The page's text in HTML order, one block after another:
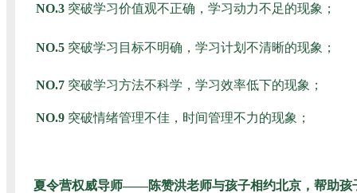
NO.3 突破学习价值观不正确，学习动力不足的现象；
NO.5 突破学习目标不明确，学习计划不清晰的现象；
NO.7 突破学习方法不科学，学习效率低下的现象；
NO.9 突破情绪管理不佳，时间管理不力的现象；
夏令营权威导师——陈赞洪老师与孩子相约北京，帮助孩